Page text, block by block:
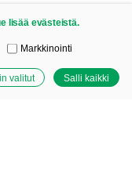
lisää evästeistä.
Markkinointi
valitut Salli kaikki